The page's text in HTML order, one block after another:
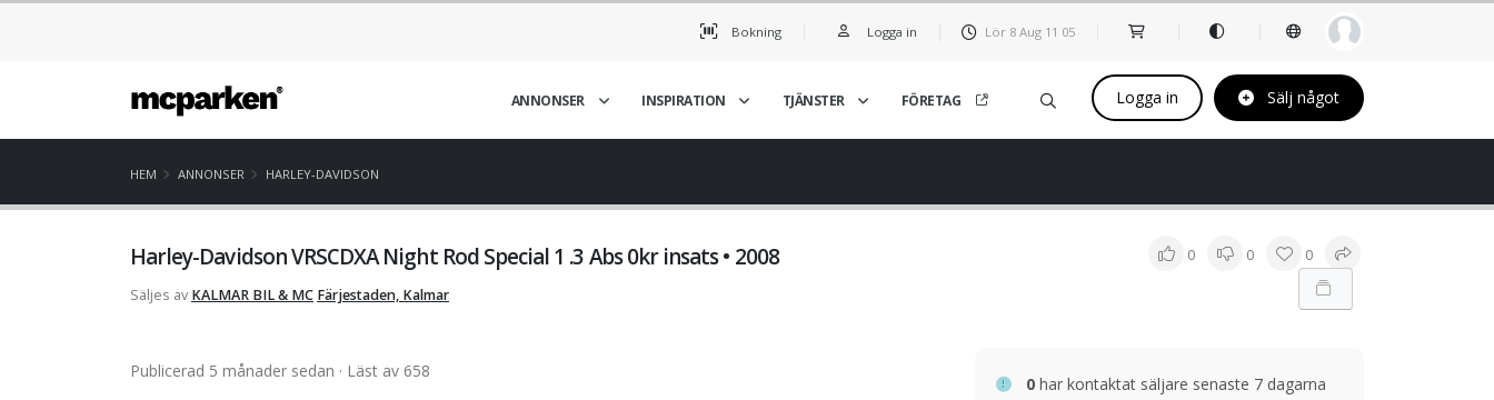
Bokning Logga in Lör 8 Aug 11 05
ANNONSER INSPIRATION TJÄNSTER FÖRETAG Logga in Sälj något
HEM ANNONSER HARLEY-DAVIDSON
Harley-Davidson VRSCDXA Night Rod Special 1 .3 Abs 0kr insats • 2008 0 0 0
Säljes av KALMAR BIL & MC Färjestaden, Kalmar
Publicerad 5 månader sedan · Läst av 658
0 har kontaktat säljare senaste 7 dagarna